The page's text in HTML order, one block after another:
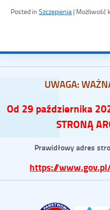
Posted in Szczepienia | Możliwość
UWAGA:
Od 29 października
STRONĄ
Prawidłowy adres
https://